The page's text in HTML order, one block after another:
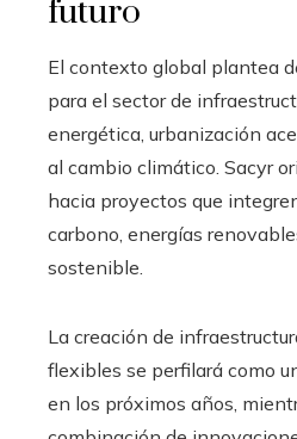
futuro
El contexto global plantea
para el sector de
energética, urbanización
al cambio climático. Sacyr
hacia proyectos que
carbono, energías
sostenible.
La creación de
flexibles se perfilará como
en los próximos años,